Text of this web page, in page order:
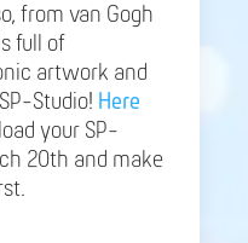
from van Gogh
full of
artwork and
Studio! Here
your SP-
20th and make